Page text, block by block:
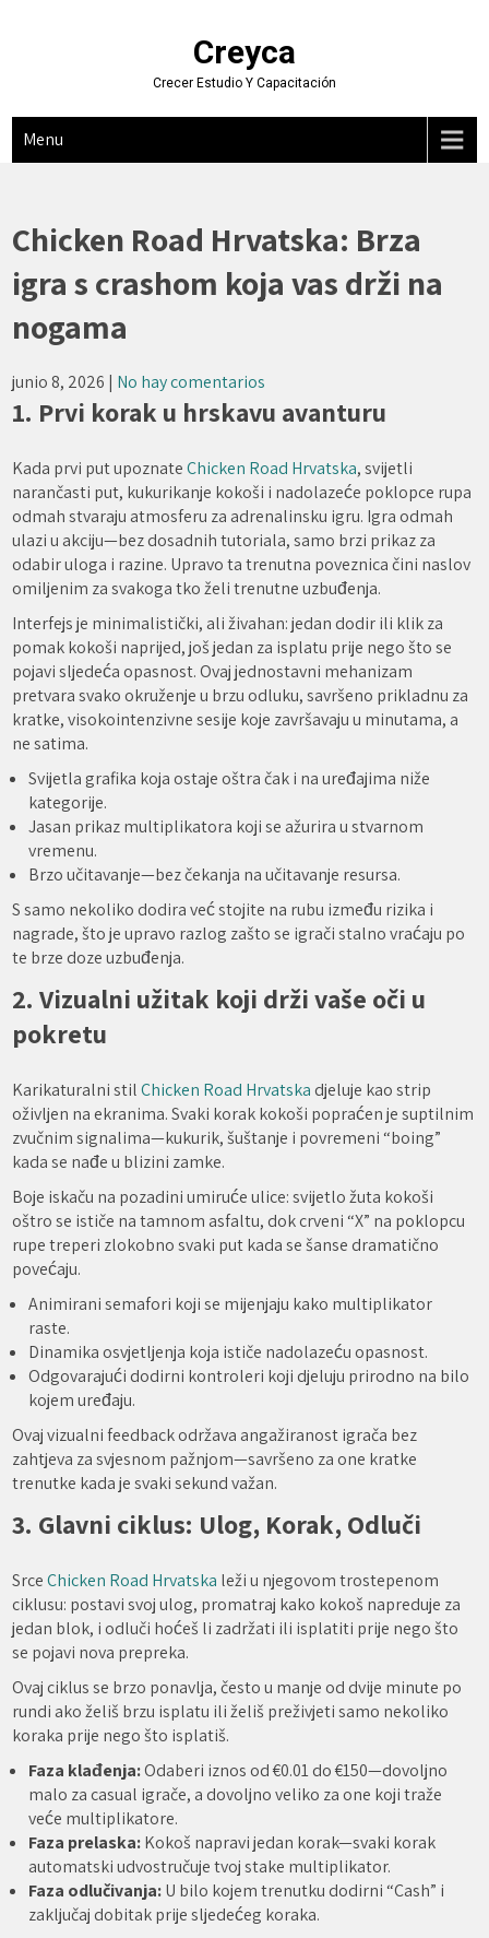
Creyca
Crecer Estudio Y Capacitación
Menu
Chicken Road Hrvatska: Brza
igra s crashom koja vas drži na
nogama
junio 8, 2026 | No hay comentarios
1. Prvi korak u hrskavu avanturu
Kada prvi put upoznateChicken Road Hrvatska, svijetli
narančasti put, kukurikanje kokoši i nadolazeće poklopce rupa
odmah stvaraju atmosferu za adrenalinsku igru. Igra odmah
ulazi u akciju—bez dosadnih tutoriala, samo brzi prikaz za
odabir uloga i razine. Upravo ta trenutna poveznica čini naslov
omiljenim za svakoga tko želi trenutne uzbuđenja.
Interfejs je minimalistički, ali živahan: jedan dodir ili klik za
pomak kokoši naprijed, još jedan za isplatu prije nego što se
pojavi sljedeća opasnost. Ovaj jednostavni mehanizam
pretvara svako okruženje u brzu odluku, savršeno prikladnu za
kratke, visokointenzivne sesije koje završavaju u minutama, a
ne satima.
Svijetla grafika koja ostaje oštra čak i na uređajima niže
kategorije.
Jasan prikaz multiplikatora koji se ažurira u stvarnom
vremenu.
Brzo učitavanje—bez čekanja na učitavanje resursa.
S samo nekoliko dodira već stojite na rubu između rizika i
nagrade, što je upravo razlog zašto se igrači stalno vraćaju po
te brze doze uzbuđenja.
2. Vizualni užitak koji drži vaše oči u
pokretu
Karikaturalni stilChicken Road Hrvatskadjeluje kao strip
oživljen na ekranima. Svaki korak kokoši popraćen je suptilnim
zvučnim signalima—kukurik, šuštanje i povremeni “boing”
kada se nađe u blizini zamke.
Boje iskaču na pozadini umiruće ulice: svijetlo žuta kokoši
oštro se ističe na tamnom asfaltu, dok crveni “X” na poklopcu
rupe treperi zlokobno svaki put kada se šanse dramatično
povećaju.
Animirani semafori koji se mijenjaju kako multiplikator
raste.
Dinamika osvjetljenja koja ističe nadolazeću opasnost.
Odgovarajući dodirni kontroleri koji djeluju prirodno na bilo
kojem uređaju.
Ovaj vizualni feedback održava angažiranost igrača bez
zahtjeva za svjesnom pažnjom—savršeno za one kratke
trenutke kada je svaki sekund važan.
3. Glavni ciklus: Ulog, Korak, Odluči
SrceChicken Road Hrvatska leži u njegovom trostepenom
ciklusu: postavi svoj ulog, promatraj kako kokoš napreduje za
jedan blok, i odluči hoćeš li zadržati ili isplatiti prije nego što
se pojavi nova prepreka.
Ovaj ciklus se brzo ponavlja, često u manje od dvije minute po
rundi ako želiš brzu isplatu ili želiš preživjeti samo nekoliko
koraka prije nego što isplatiš.
Faza klađenja:Odaberi iznos od €0.01 do €150—dovoljno
malo za casual igrače, a dovoljno veliko za one koji traže
veće multiplikatore.
Faza prelaska:Kokoš napravi jedan korak—svaki korak
automatski udvostručuje tvoj stake multiplikator.
Faza odlučivanja:U bilo kojem trenutku dodirni “Cash” i
zaključaj dobitak prije sljedećeg koraka.